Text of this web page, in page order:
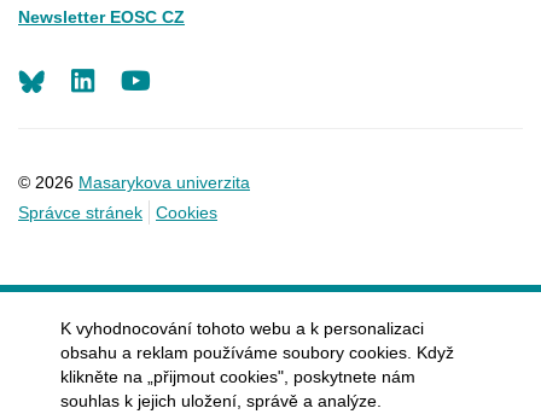
Newsletter EOSC CZ
© 2026 Masarykova univerzita
Správce stránek
Cookies
LinkedIn
K vyhodnocování tohoto webu a k personalizaci
obsahu a reklam používáme soubory cookies. Když
klikněte na „přijmout cookies", poskytnete nám
souhlas k jejich uložení, správě a analýze.